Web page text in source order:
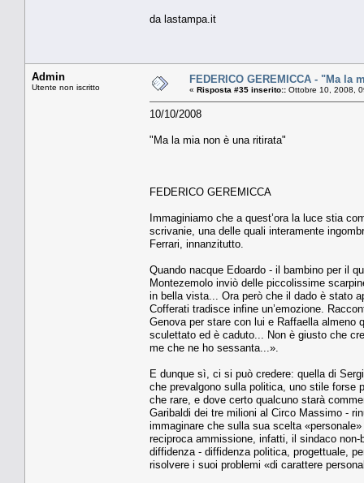
da lastampa.it
Admin
Utente non iscritto
FEDERICO GEREMICCA - "Ma la
« Risposta #35 inserito:: Ottobre 10, 2008,
10/10/2008
"Ma la mia non è una ritirata"
FEDERICO GEREMICCA
Immaginiamo che a quest’ora la luce stia
scrivanie, una delle quali interamente
Ferrari, innanzitutto.
Quando nacque Edoardo - il bambino per il
Montezemolo inviò delle piccolissime
in bella vista... Ora però che il dado è stato
Cofferati tradisce infine un’emozione.
Genova per stare con lui e Raffaella almeno
sculettato ed è caduto... Non è giusto che
me che ne ho sessanta...».
E dunque sì, ci si può credere: quella di
che prevalgono sulla politica, uno stile forse
che rare, e dove certo qualcuno starà
Garibaldi dei tre milioni al Circo Massimo -
immaginare che sulla sua scelta
reciproca ammissione, infatti, il sindaco
diffidenza - diffidenza politica, progettuale,
risolvere i suoi problemi «di carattere